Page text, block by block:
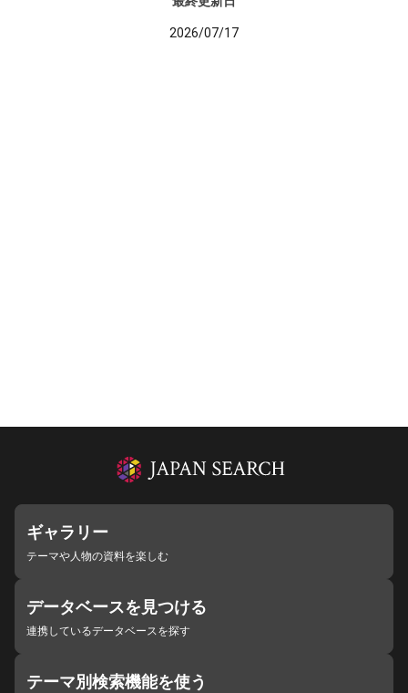
2026/07/17
ギャラリー
テーマや人物の資料を楽しむ
データベースを見つける
連携しているデータベースを探す
テーマ別検索機能を使う